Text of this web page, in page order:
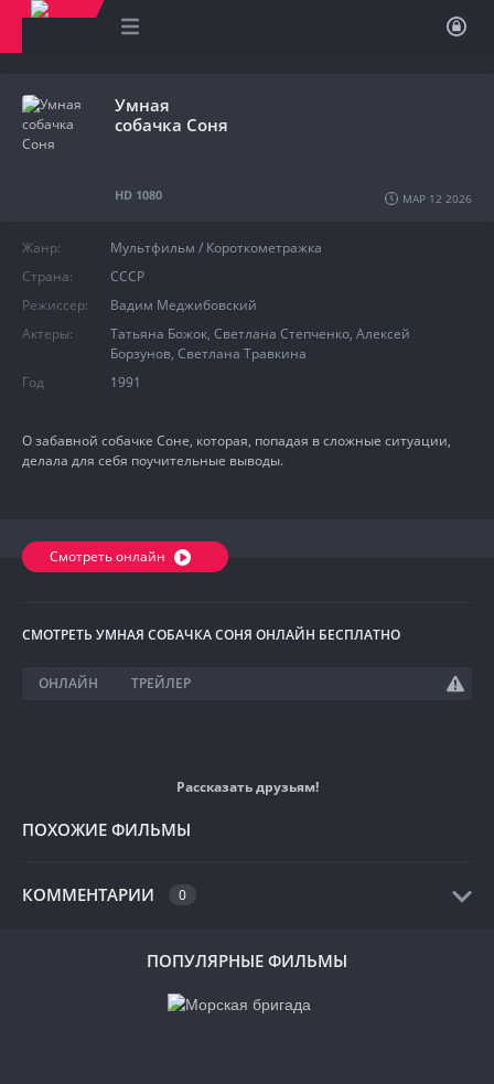
HD 1080 МАР 12 2026
Умная
собачка Соня
Жанр: Мультфильм / Короткометражка
Страна:
СССР
Режиссер:
Вадим Меджибовский
Актеры:
Татьяна Божок, Светлана Степченко, Алексей
Борзунов, Светлана Травкина
Год
1991
О забавной собачке Соне, которая, попадая в сложные ситуации,
делала для себя поучительные выводы.
Смотреть онлайн
СМОТРЕТЬ УМНАЯ СОБАЧКА СОНЯ ОНЛАЙН БЕСПЛАТНО
ОНЛАЙН ТРЕЙЛЕР
Рассказать друзьям!
ПОХОЖИЕ ФИЛЬМЫ
КОММЕНТАРИИ 0
ПОПУЛЯРНЫЕ ФИЛЬМЫ